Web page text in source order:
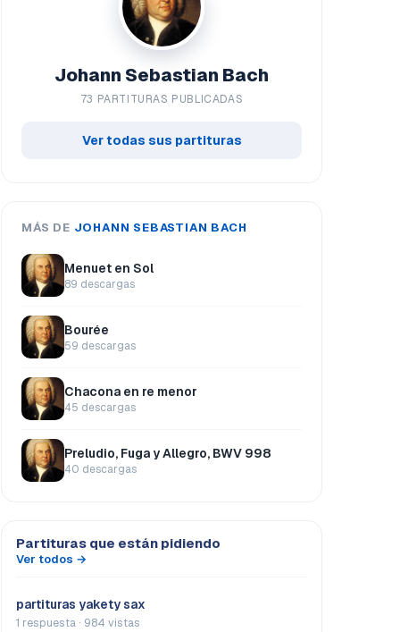
Johann Sebastian Bach
73 PARTITURAS PUBLICADAS
Ver todas sus partituras
MÁS DE JOHANN SEBASTIAN BACH
Menuet en Sol
89 descargas
Bourée
59 descargas
Chacona en re menor
45 descargas
Preludio, Fuga y Allegro, BWV 998
40 descargas
Partituras que están pidiendo
Ver todos →
partituras yakety sax
1 respuesta · 984 vistas